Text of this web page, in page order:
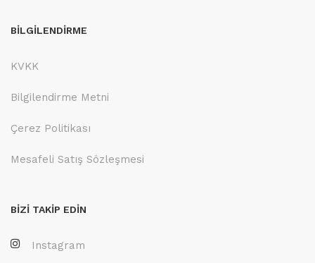
BİLGİLENDİRME
KVKK
Bilgilendirme Metni
Çerez Politikası
Mesafeli Satış Sözleşmesi
BİZİ TAKİP EDİN
Instagram